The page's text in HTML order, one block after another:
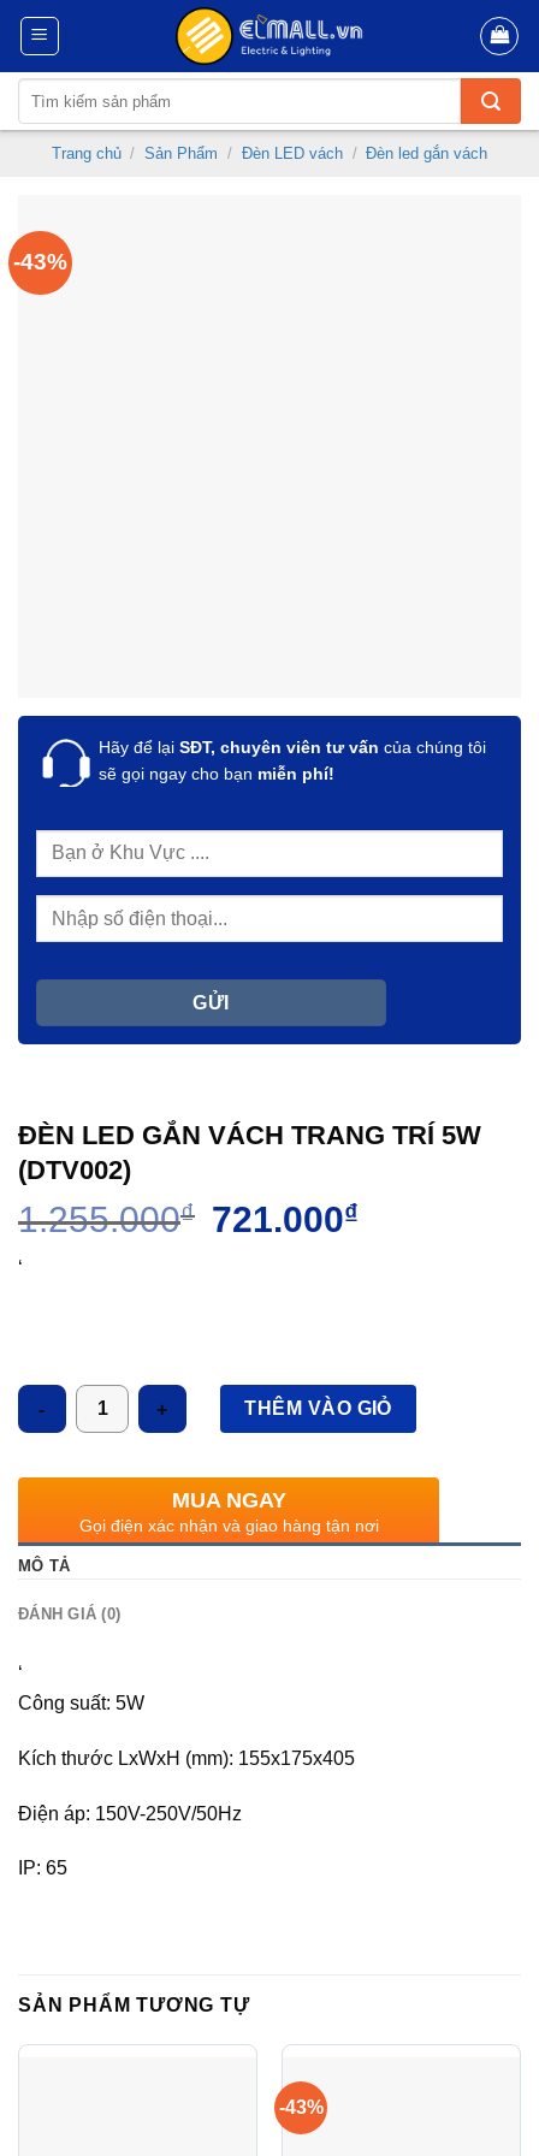
Skip
content
kiếm:
Trang chủ / Sản Phẩm / Đèn LED vách / Đèn led gắn vách
-43%
Hãy để lại SĐT, chuyên viên tư vấn của chúng tôi
sẽ gọi ngay cho bạn miễn phí!
ĐÈN LED GẮN VÁCH TRANG TRÍ 5W
(DTV002)
1.255.000₫ Giá
721.000₫
‘
Số lượng
THÊM VÀO GIỎ
MUA NGAY
Gọi điện xác nhận và giao hàng tận nơi
MÔ TẢ
ĐÁNH GIÁ (0)
‘
Công suất: 5W
Kích thước LxWxH (mm): 155x175x405
Điện áp: 150V-250V/50Hz
IP: 65
SẢN PHẨM TƯƠNG TỰ
-43%